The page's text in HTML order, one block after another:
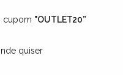
cupom "OUTLET20”
quiser